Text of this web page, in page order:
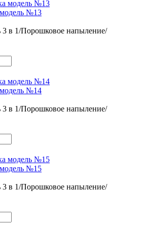
модель №13
3 в 1/Порошковое напыление/
модель №14
3 в 1/Порошковое напыление/
модель №15
3 в 1/Порошковое напыление/